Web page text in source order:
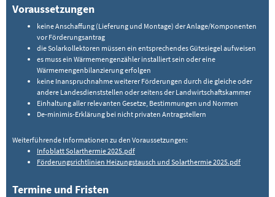
Voraussetzungen
keine Anschaffung (Lieferung und Montage) der Anlage/Komponenten
vor Förderungsantrag
die Solarkollektoren müssen ein entsprechendes Gütesiegel aufweisen
es muss ein Wärmemengenzähler installiert sein oder eine
Wärmemengenbilanzierung erfolgen
keine Inanspruchnahme weiterer Förderungen durch die gleiche oder
andere Landesdienststellen oder seitens der Landwirtschaftskammer
Einhaltung aller relevanten Gesetze, Bestimmungen und Normen
De-minimis-Erklärung bei nicht privaten Antragstellern
Weiterführende Informationen zu den Voraussetzungen:
Infoblatt Solarthermie 2025.pdf
Förderungsrichtlinien Heizungstausch und Solarthermie 2025.pdf
Termine und Fristen